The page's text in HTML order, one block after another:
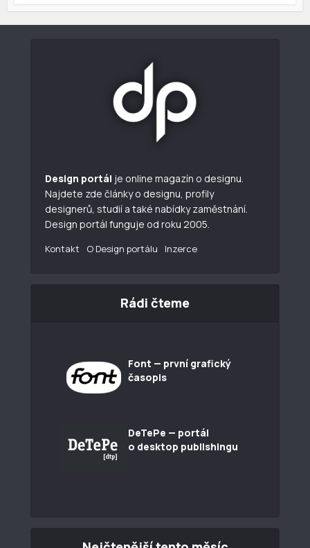
Design portál je online magazín o designu.
Najdete zde články o designu, profily
designerů, studií a také nabídky zaměstnání.
Design portál funguje od roku 2005.
Kontakt O Design portálu Inzerce
Rádi čteme
Font — první grafický
časopis
DeTePe — portál
o desktop publishingu